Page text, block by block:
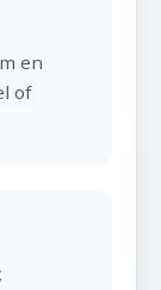
en
of